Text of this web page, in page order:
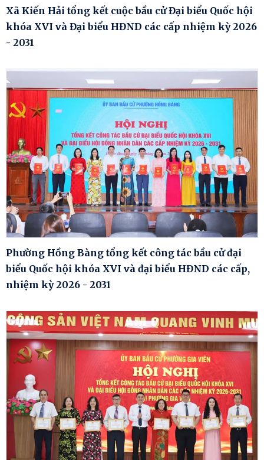
Xã Kiến Hải tổng kết cuộc bầu cử Đại biểu Quốc hội
khóa XVI và Đại biểu HĐND các cấp nhiệm kỳ 2026
- 2031
Phường Hồng Bàng tổng kết công tác bầu cử đại
biểu Quốc hội khóa XVI và đại biểu HĐND các cấp,
nhiệm kỳ 2026 - 2031